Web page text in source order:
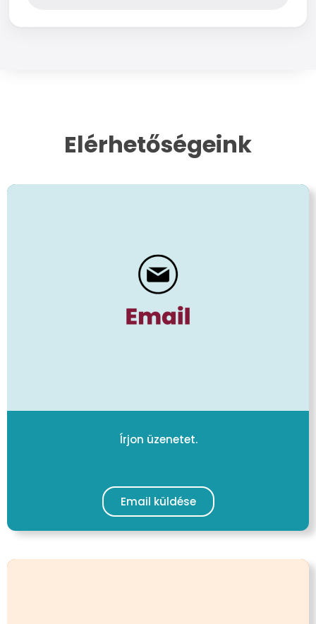
Elérhetőségeink
Írjon üzenetet.
Email küldése